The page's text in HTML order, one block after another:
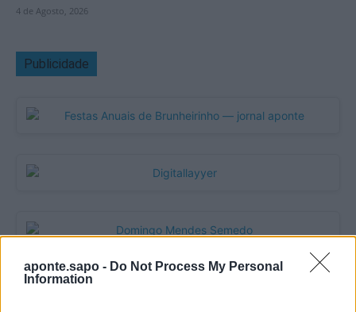
aponte.sapo - Do Not Process My Personal
Information
4 de Agosto, 2026
Publicidade